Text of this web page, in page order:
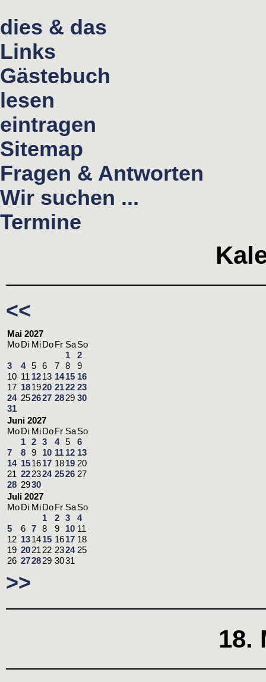
dies & das
Links
Gästebuch
lesen
eintragen
Sitemap
Fragen & Antworten
Wir suchen ...
Termine
<<
Mai 2027
Mo Di Mi Do Fr SaSo
1
2
3
4 5 6 7 8
9
10 11 1213 1415 16
17 181920 2122 23
24 252627 2829 30
31
Juni 2027
Mo Di Mi Do Fr SaSo
1
2 3 4 5
6
7
8 9 10 11 12 13
14 151617 1819 20
21 222324 2526 27
28 2930
Juli 2027
Mo Di Mi Do Fr SaSo
1
2 3
4
5
6 7 8 9 10 11
12 131415 1617 18
19 2021 22 2324 25
26 272829 3031
>>
18.